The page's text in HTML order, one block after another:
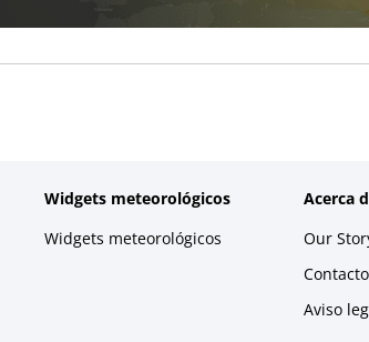
Widgets meteorológicos
Widgets meteorológicos
Acerca
Our
Aviso